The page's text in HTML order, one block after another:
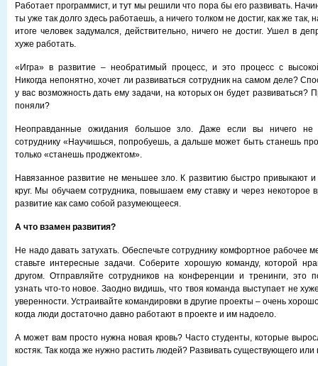
Работает программист, и тут мы решили что пора бы его развивать.
ты уже так долго здесь работаешь, а ничего толком не достиг, как же так,
итоге человек задумался, действительно, ничего не достиг. Ушел в
хуже работать.
«Игра» в развитие – необратимый процесс, и это процесс с
Никогда непонятно, хочет ли развиваться сотрудник на самом деле?
у вас возможность дать ему задачи, на которых он будет развиваться?
поняли?
Неоправданные ожидания большое зло. Даже если вы ничего не
сотруднику «Научишься, попробуешь, а дальше может быть станешь
только «станешь проджектом».
Навязанное развитие не меньшее зло. К развитию быстро привыкают и
круг. Мы обучаем сотрудника, повышаем ему ставку и через некоторое
развитие как само собой разумеющееся.
А что взамен развития?
Не надо давать затухать. Обеспечьте сотруднику комфортное рабочее
ставьте интересные задачи. Соберите хорошую команду, которой
другом. Отправляйте сотрудников на конференции и тренинги, это
узнать что-то новое. Заодно видишь, что твоя команда выступает не
уверенности. Устраивайте командировки в другие проекты – очень
когда люди достаточно давно работают в проекте и им надоело.
А может вам просто нужна новая кровь? Часто студенты, которые
костяк. Так когда же нужно растить людей? Развивать существующего или